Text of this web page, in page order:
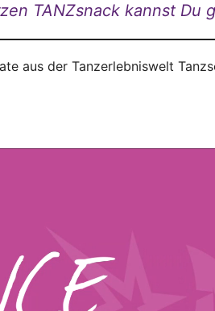
TANZsnack kannst Du
aus der Tanzerlebniswelt